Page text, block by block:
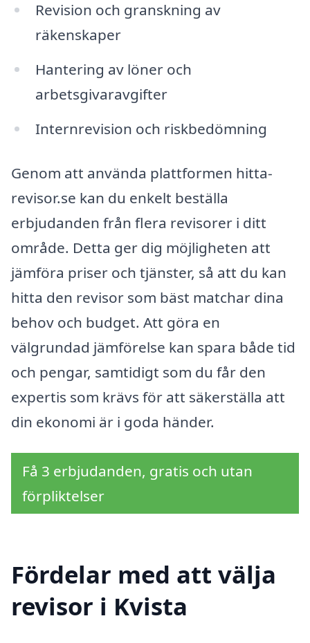
Revision och granskning av
räkenskaper
Hantering av löner och
arbetsgivaravgifter
Internrevision och riskbedömning
Genom att använda plattformen hitta-
revisor.se kan du enkelt beställa
erbjudanden från flera revisorer i ditt
område. Detta ger dig möjligheten att
jämföra priser och tjänster, så att du kan
hitta den revisor som bäst matchar dina
behov och budget. Att göra en
välgrundad jämförelse kan spara både tid
och pengar, samtidigt som du får den
expertis som krävs för att säkerställa att
din ekonomi är i goda händer.
Få 3 erbjudanden, gratis och utan
förpliktelser
Fördelar med att välja
revisor i Kvista